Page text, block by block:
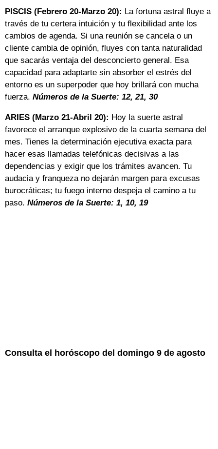
PISCIS (Febrero 20-Marzo 20): La fortuna astral fluye a
través de tu certera intuición y tu flexibilidad ante los
cambios de agenda. Si una reunión se cancela o un
cliente cambia de opinión, fluyes con tanta naturalidad
que sacarás ventaja del desconcierto general. Esa
capacidad para adaptarte sin absorber el estrés del
entorno es un superpoder que hoy brillará con mucha
fuerza. Números de la Suerte: 12, 21, 30
ARIES (Marzo 21-Abril 20): Hoy la suerte astral
favorece el arranque explosivo de la cuarta semana del
mes. Tienes la determinación ejecutiva exacta para
hacer esas llamadas telefónicas decisivas a las
dependencias y exigir que los trámites avancen. Tu
audacia y franqueza no dejarán margen para excusas
burocráticas; tu fuego interno despeja el camino a tu
paso. Números de la Suerte: 1, 10, 19
Consulta el horóscopo del domingo 9 de agosto